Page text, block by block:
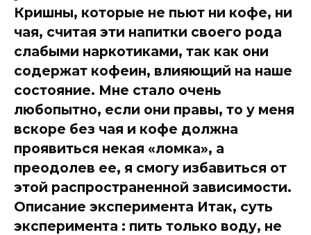
Кришны, которые не пьют ни кофе, ни
чая, считая эти напитки своего рода
слабыми наркотиками, так как они
содержат кофеин, влияющий на наше
состояние. Мне стало очень
любопытно, если они правы, то у меня
вскоре без чая и кофе должна
проявиться некая «ломка», а
преодолев ее, я смогу избавиться от
этой распространенной зависимости.
Описание эксперимента Итак, суть
эксперимента : пить только воду, не